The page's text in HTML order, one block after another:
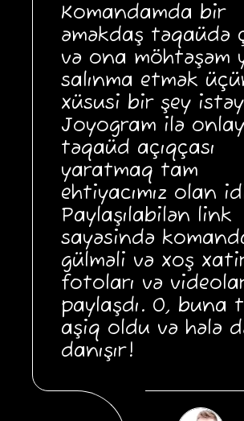
Komandamda bir
əməkdaş təqaüdə
və ona möhtəşəm
salınma etmək
xüsusi bir şey
Joyogram ilə
təqaüd açıqçası
yaratmaq tam
ehtiyacımız olan
Paylaşılabilən link
sayəsində
gülməli və xoş
fotoları və
paylaşdı. O, buna
aşiq oldu və hələ
danışır!